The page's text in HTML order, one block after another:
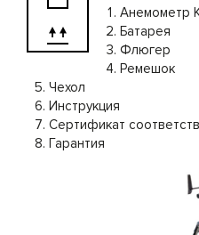
Анемометр
Батарея
Флюгер
Ремешок
Чехол
Инструкция
Сертификат
Гарантия